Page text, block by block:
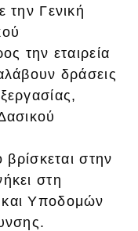
Γενική
την εταιρεία
δράσεις
στην
στη
Υποδομών